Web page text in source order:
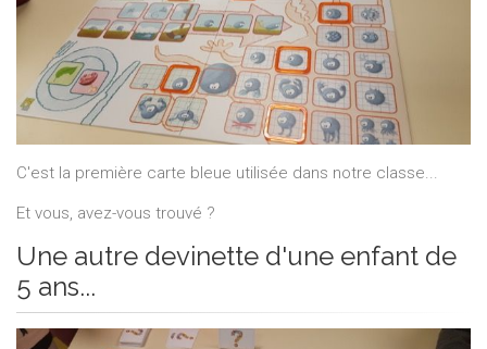
C'est la première carte bleue utilisée dans notre classe...
Et vous, avez-vous trouvé ?
Une autre devinette d'une enfant de
5 ans...